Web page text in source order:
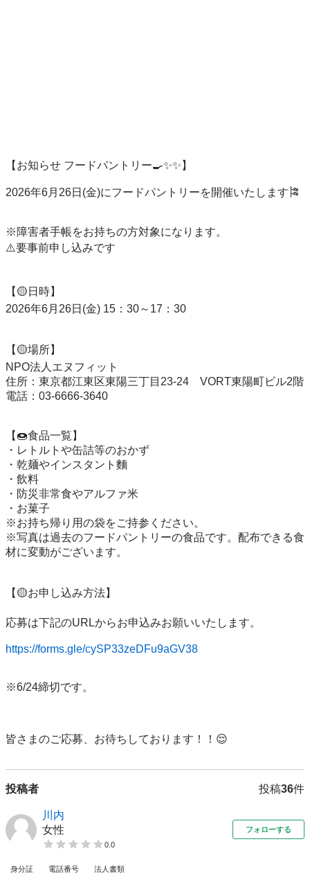
【お知らせ フードパントリー🍳✨✨】
2026年6月26日(金)にフードパントリーを開催いたします🎏
※障害者手帳をお持ちの方対象になります。
⚠️要事前申し込みです
【🟡日時】
2026年6月26日(金) 15：30～17：30
【🟡場所】
NPO法人エヌフィット
住所：東京都江東区東陽三丁目23-24　VORT東陽町ビル2階
電話：03-6666-3640
【🍩食品一覧】
・レトルトや缶詰等のおかず
・乾麺やインスタント麵
・飲料
・防災非常食やアルファ米
・お菓子
※お持ち帰り用の袋をご持参ください。
※写真は過去のフードパントリーの食品です。配布できる食
材に変動がございます。
【🟡お申し込み方法】
応募は下記のURLからお申込みお願いいたします。
https://forms.gle/cySP33zeDFu9aGV38
※6/24締切です。
投稿者 投稿36件
川内
女性
0.0
フォローする
身分証 電話番号 法人書類